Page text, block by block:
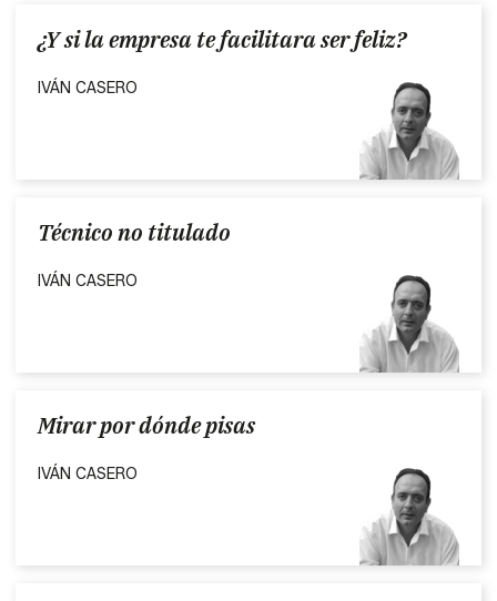
¿Y si la empresa te facilitara ser feliz?
IVÁN CASERO
Técnico no titulado
IVÁN CASERO
Mirar por dónde pisas
IVÁN CASERO